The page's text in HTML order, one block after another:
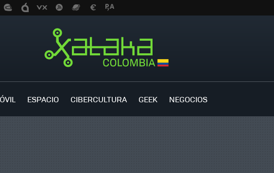
ESPACIO CIBERCULTURA GEEK NEGOCIOS